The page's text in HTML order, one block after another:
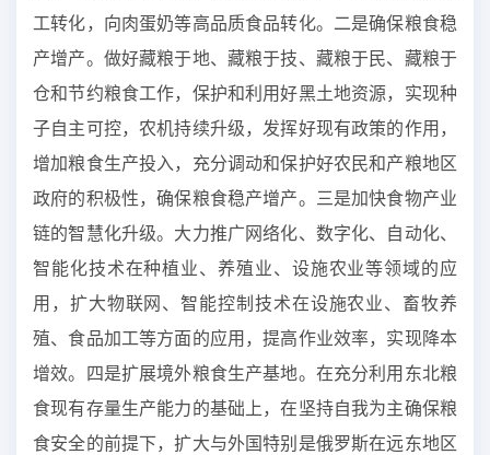
工转化，向肉蛋奶等高品质食品转化。二是确保粮食稳
产增产。做好藏粮于地、藏粮于技、藏粮于民、藏粮于
仓和节约粮食工作，保护和利用好黑土地资源，实现种
子自主可控，农机持续升级，发挥好现有政策的作用，
增加粮食生产投入，充分调动和保护好农民和产粮地区
政府的积极性，确保粮食稳产增产。三是加快食物产业
链的智慧化升级。大力推广网络化、数字化、自动化、
智能化技术在种植业、养殖业、设施农业等领域的应
用，扩大物联网、智能控制技术在设施农业、畜牧养
殖、食品加工等方面的应用，提高作业效率，实现降本
增效。四是扩展境外粮食生产基地。在充分利用东北粮
食现有存量生产能力的基础上，在坚持自我为主确保粮
食安全的前提下，扩大与外国特别是俄罗斯在远东地区